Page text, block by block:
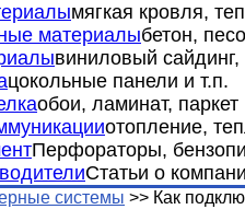
мягкая кровля,
материалыбетон,
виниловый сайдинг,
цокольные панели и т.п.
обои, ламинат, паркет
отопление,
Перфораторы,
Статьи о
системы >> Как